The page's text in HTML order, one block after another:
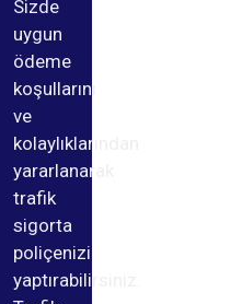
Sizde
uygun
ödeme
koşullarını
ve
kolaylıklarından
yararlanarak
trafik
sigorta
poliçenizi
yaptırabilirsiniz.